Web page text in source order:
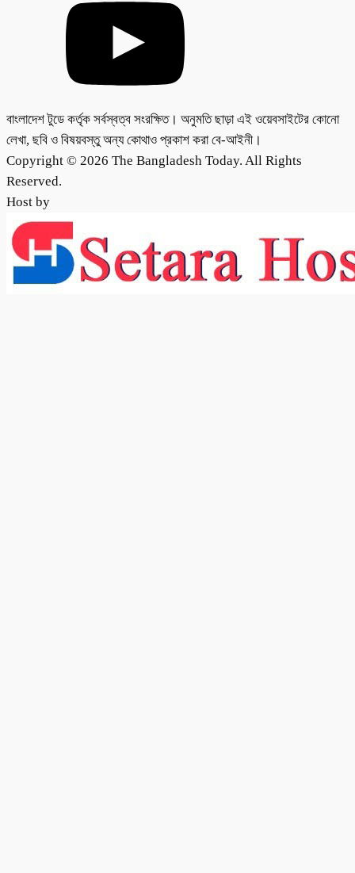
বাংলাদেশ টুডে কর্তৃক সর্বস্বত্ব সংরক্ষিত। অনুমতি ছাড়া এই ওয়েবসাইটের কোনো
লেখা, ছবি ও বিষয়বস্তু অন্য কোথাও প্রকাশ করা বে-আইনী।
Copyright © 2026 The Bangladesh Today. All Rights
Reserved.
Host by